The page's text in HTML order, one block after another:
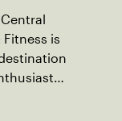
Fitness is